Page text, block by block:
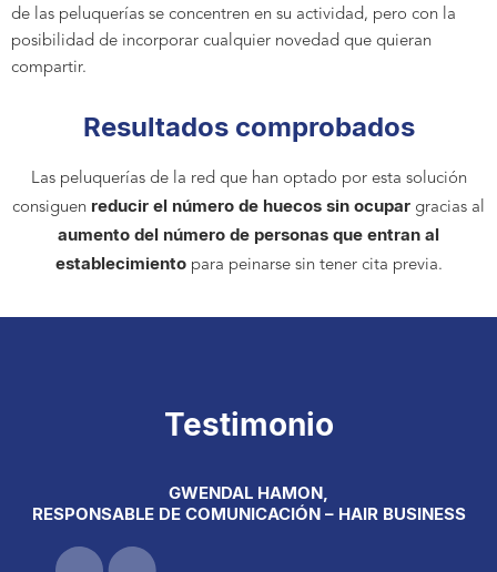
de las peluquerías se concentren en su actividad, pero con la
posibilidad de incorporar cualquier novedad que quieran
compartir.
Resultados comprobados
Las peluquerías de la red que han optado por esta solución
consiguen reducir el número de huecos sin ocupar gracias al
aumento del número de personas que entran al
establecimientopara peinarse sin tener cita previa.
Testimonio
GWENDAL HAMON,
RESPONSABLE DE COMUNICACIÓN – HAIR BUSINESS